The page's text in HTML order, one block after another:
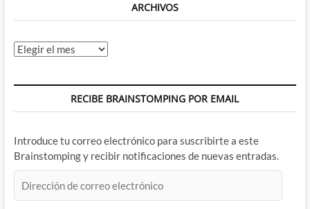
ARCHIVOS
Archivos
RECIBE BRAINSTOMPING POR EMAIL
Introduce tu correo electrónico para suscribirte a este
Brainstomping y recibir notificaciones de nuevas entradas.
de